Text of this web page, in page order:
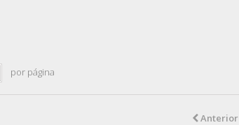
por página
Anterior